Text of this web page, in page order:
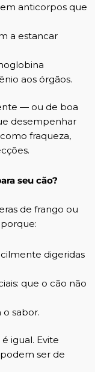
anticorpos que
a estancar
aos órgãos.
— ou de boa
desempenhar
fraqueza,
seu cão?
de frango ou
porque:
digeridas
que o cão não
o sabor.
igual. Evite
ser de